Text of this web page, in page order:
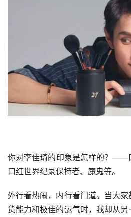
你对李佳琦的印象是怎样的？——
口红世界纪录保持者、魔鬼等。
外行看热闹，内行看门道。当大
货能力和极佳的运气时，我却从